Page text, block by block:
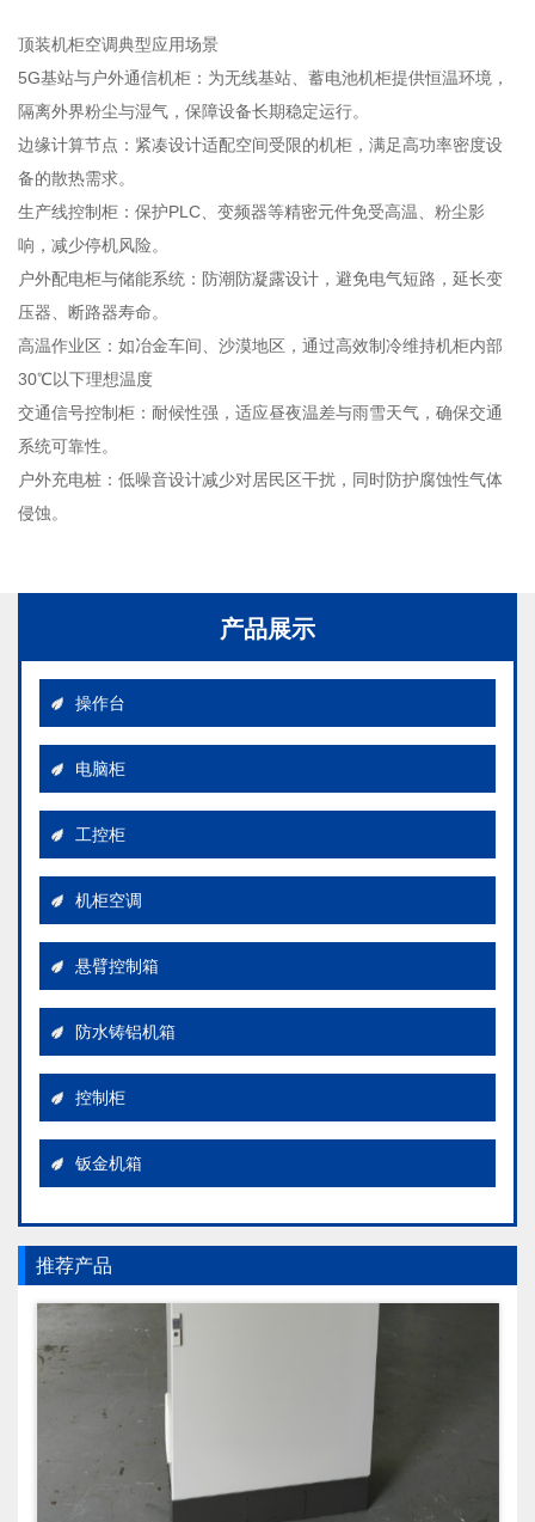
产品展示
操作台
电脑柜
工控柜
机柜空调
悬臂控制箱
防水铸铝机箱
控制柜
钣金机箱
推荐产品
顶装机柜空调典型应用场景
5G基站与户外通信机柜：为无线基站、蓄电池机柜提供恒温环境，
隔离外界粉尘与湿气，保障设备长期稳定运行。
边缘计算节点：紧凑设计适配空间受限的机柜，满足高功率密度设
备的散热需求。
生产线控制柜：保护PLC、变频器等精密元件免受高温、粉尘影
响，减少停机风险。
户外配电柜与储能系统：防潮防凝露设计，避免电气短路，延长变
压器、断路器寿命。
高温作业区：如冶金车间、沙漠地区，通过高效制冷维持机柜内部
30℃以下理想温度
交通信号控制柜：耐候性强，适应昼夜温差与雨雪天气，确保交通
系统可靠性。
户外充电桩：低噪音设计减少对居民区干扰，同时防护腐蚀性气体
侵蚀。